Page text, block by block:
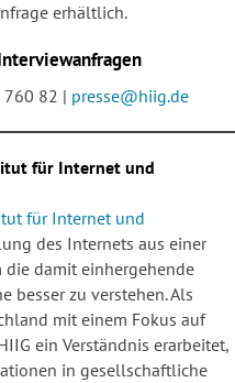
erhältlich.
760 82 | presse@hiig.de
für Internet und
für Internet und
des Internets aus einer
damit einhergehende
besser zu verstehen. Als
mit einem Fokus auf
ein Verständnis erarbeitet,
in gesellschaftliche